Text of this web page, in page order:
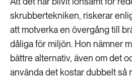
skrubbertekniken, riskerar
att motverka en övergång till
dåliga för miljön. Hon nämner
bättre alternativ, även om det
använda det kostar dubbelt så